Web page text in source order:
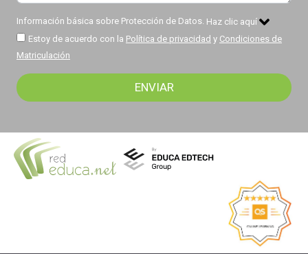
Información básica sobre Protección de Datos. Haz clic aquí
Estoy de acuerdo con la Política de privacidad y Condiciones de
Matriculación